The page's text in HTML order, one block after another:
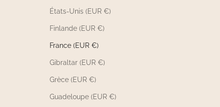
États-Unis (EUR €)
Finlande (EUR €)
France (EUR €)
Gibraltar (EUR €)
Grèce (EUR €)
Guadeloupe (EUR €)